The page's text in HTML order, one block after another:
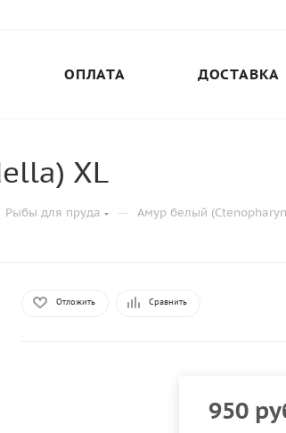
ОПЛАТА ДОСТАВКА
XL
Рыбы для пруда — Амур белый
Отложить Сравнить
950